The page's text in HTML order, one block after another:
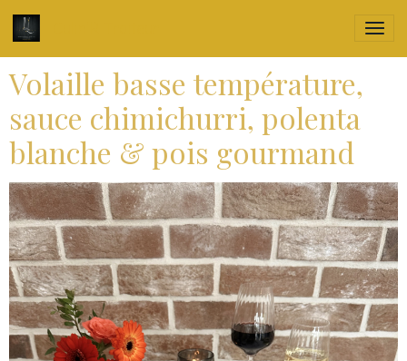
Volaille basse température,
sauce chimichurri, polenta
blanche & pois gourmand